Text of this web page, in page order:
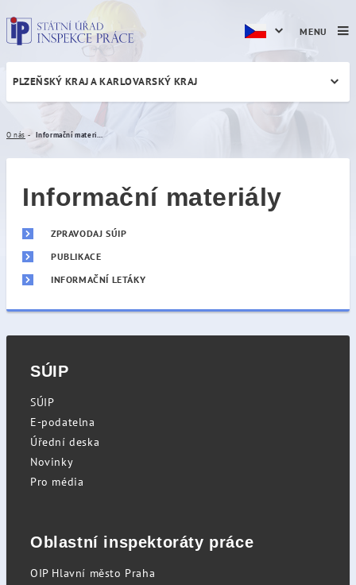
Informační materiály
PLZEŇSKÝ KRAJ A KARLOVARSKÝ KRAJ
O nás
Informační materiály
ZPRAVODAJ SÚIP
PUBLIKACE
INFORMAČNÍ LETÁKY
MENU
SÚIP
SÚIP
E-podatelna
Úřední deska
Novinky
Pro média
Oblastní inspektoráty práce
OIP Hlavní město Praha